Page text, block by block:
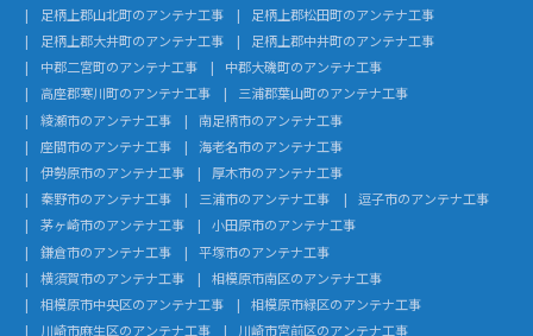
足柄上郡山北町のアンテナ工事
足柄上郡松田町のアンテナ工事
足柄上郡大井町のアンテナ工事
足柄上郡中井町のアンテナ工事
中郡二宮町のアンテナ工事
中郡大磯町のアンテナ工事
高座郡寒川町のアンテナ工事
三浦郡葉山町のアンテナ工事
綾瀬市のアンテナ工事
南足柄市のアンテナ工事
座間市のアンテナ工事
海老名市のアンテナ工事
伊勢原市のアンテナ工事
厚木市のアンテナ工事
秦野市のアンテナ工事
三浦市のアンテナ工事
逗子市のアンテナ工事
茅ヶ崎市のアンテナ工事
小田原市のアンテナ工事
鎌倉市のアンテナ工事
平塚市のアンテナ工事
横須賀市のアンテナ工事
相模原市南区のアンテナ工事
相模原市中央区のアンテナ工事
相模原市緑区のアンテナ工事
川崎市麻生区のアンテナ工事
川崎市宮前区のアンテナ工事